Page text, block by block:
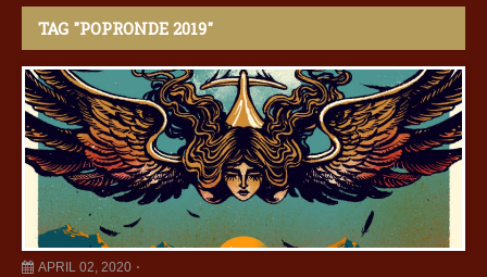
TAG "POPRONDE 2019"
APRIL 02, 2020